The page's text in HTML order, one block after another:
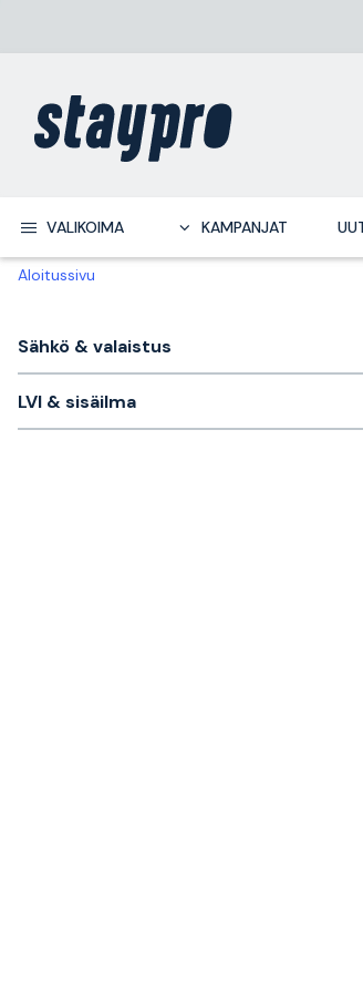
VALIKOIMA KAMPANJAT
Aloitussivu
Sähkö & valaistus
LVI & sisäilma